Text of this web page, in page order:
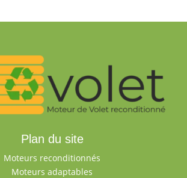
Plan du site
Moteurs reconditionnés
Moteurs adaptables